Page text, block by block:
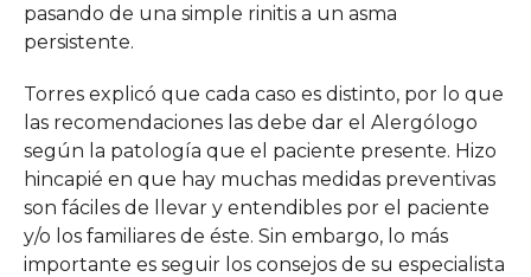
pasando de una simple rinitis a un asma
persistente.
Torres explicó que cada caso es distinto, por lo que
las recomendaciones las debe dar el Alergólogo
según la patología que el paciente presente. Hizo
hincapié en que hay muchas medidas preventivas
son fáciles de llevar y entendibles por el paciente
y/o los familiares de éste. Sin embargo, lo más
importante es seguir los consejos de su especialista